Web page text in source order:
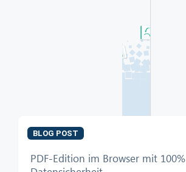
BLOG POST
PDF-Edition im Browser mit 100%